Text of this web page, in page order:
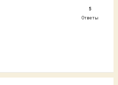
5
Ответы